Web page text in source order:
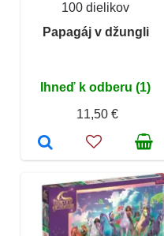
100 dielikov
Papagáj v džungli
Ihneď k odberu (1)
11,50 €